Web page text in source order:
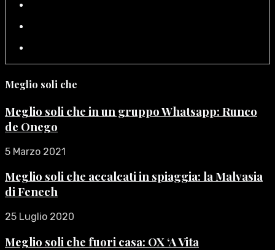
Meglio soli che
Meglio soli che in un gruppo Whatsapp: Runco
de Onego
5 Marzo 2021
Meglio soli che accalcati in spiaggia: la Malvasia
di Fenech
25 Luglio 2020
Meglio soli che fuori casa: OX ‘A Vita